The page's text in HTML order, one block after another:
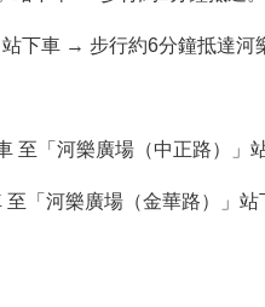
下車 → 步行約6分鐘抵達河
「河樂廣場（中正路）」
「河樂廣場（金華路）」站